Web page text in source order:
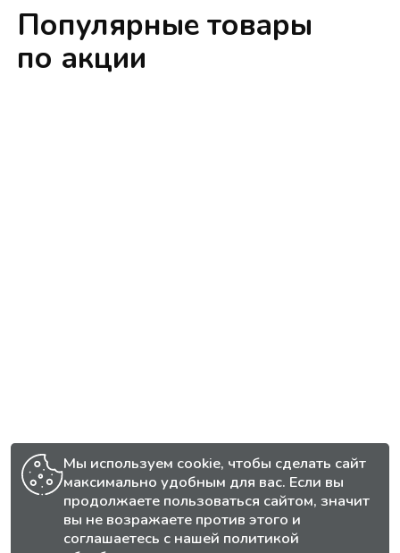
Популярные товары
по акции
Мы используем cookie, чтобы сделать сайт
максимально удобным для вас. Если вы
продолжаете пользоваться сайтом, значит
вы не возражаете против этого и
соглашаетесь с нашей политикой